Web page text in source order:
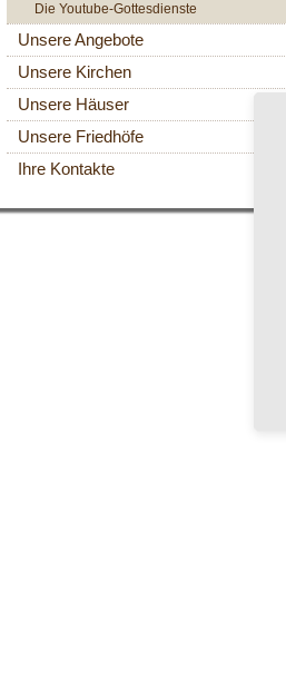
Die Youtube-Gottesdienste
Unsere Angebote
Unsere Kirchen
Unsere Häuser
Unsere Friedhöfe
Ihre Kontakte